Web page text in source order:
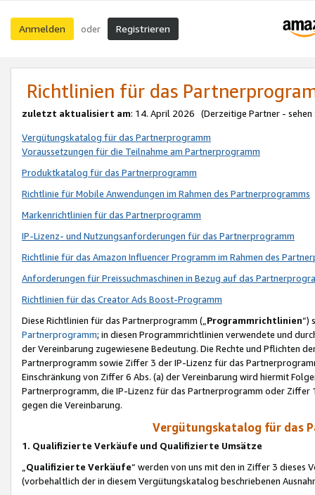
Anmelden oder Registrieren
Richtlinien für das
zuletzt aktualisiert am: 14. April 2026 (Derzeitige Partner - sehen
Vergütungskatalog für das Partnerprogramm
Voraussetzungen für die Teilnahme am Partnerprogramm
Produktkatalog für das Partnerprogramm
Richtlinie für Mobile Anwendungen im Rahmen des Partnerprogramms
Markenrichtlinien für das Partnerprogramm
IP-Lizenz- und Nutzungsanforderungen für das Partnerprogramm
Richtlinie für das Amazon Influencer Programm im Rahmen des
Anforderungen für Preissuchmaschinen in Bezug auf das
Richtlinien für das Creator Ads Boost-Programm
Diese Richtlinien für das Partnerprogramm („Programmrichtlinien“)
Partnerprogramm; in diesen Programmrichtlinien verwendete und
der Vereinbarung zugewiesene Bedeutung. Die Rechte und Pflichten
Partnerprogramm sowie Ziffer 3 der IP-Lizenz für das
Einschränkung von Ziffer 6 Abs. (a) der Vereinbarung wird hiermit
Partnerprogramm, die IP-Lizenz für das Partnerprogramm oder
gegen die Vereinbarung.
Vergütungskatalog für das
1. Qualifizierte Verkäufe und Qualifizierte Umsätze
Qualifizierte Verkäufe“ werden von uns mit den in Ziffer 3
(vorbehaltlich der in diesem Vergütungskatalog beschriebenen